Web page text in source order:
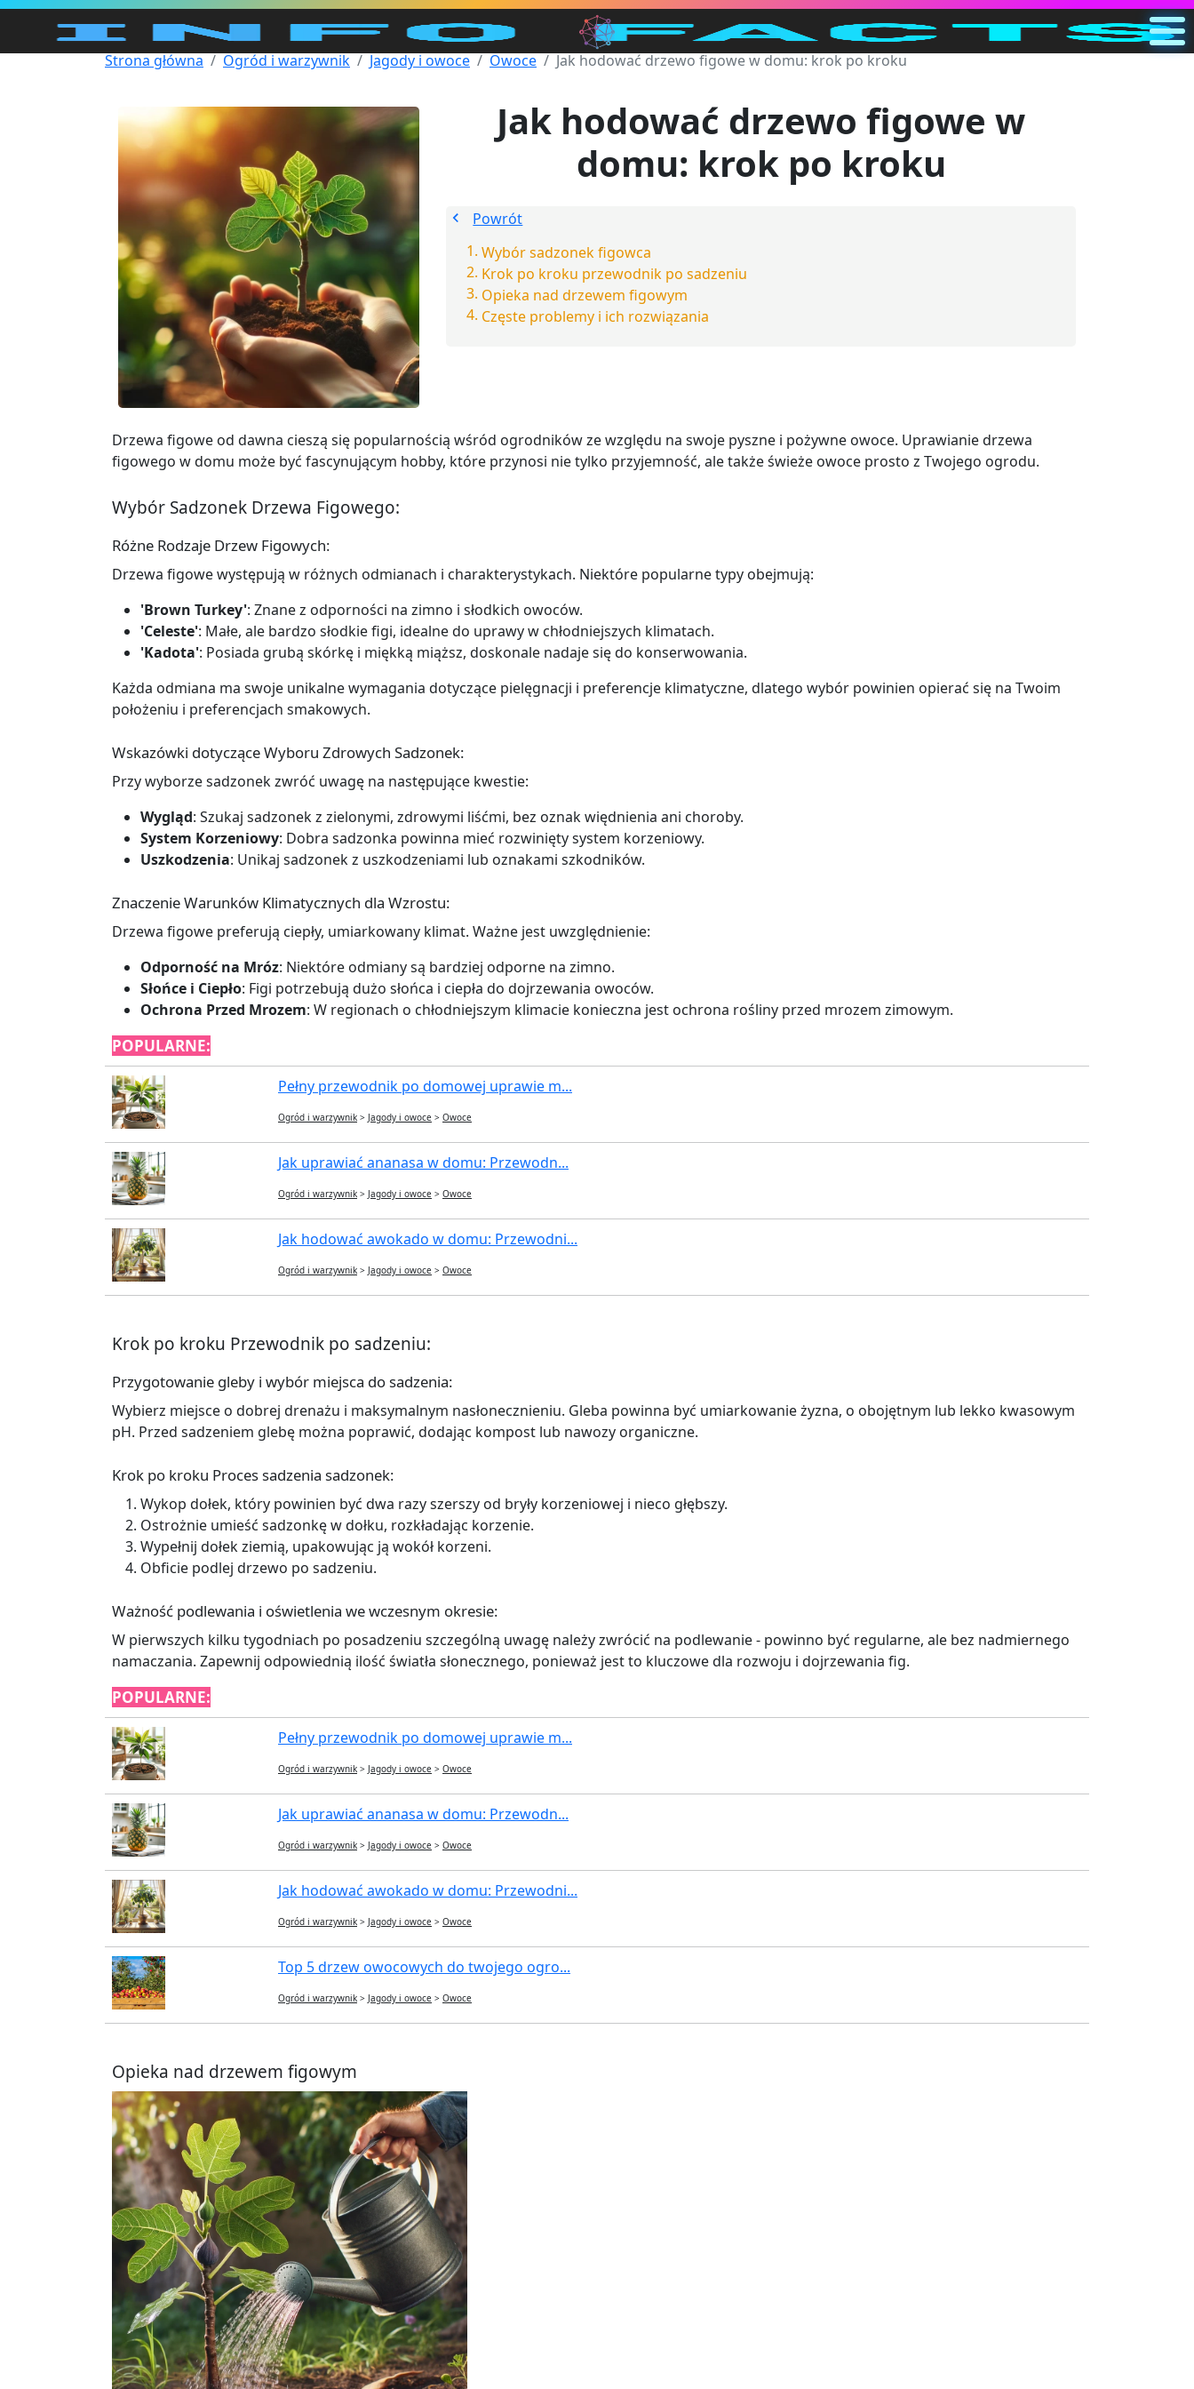
Szukaj
Strona główna Ogród i warzywnik Jagody i owoce Owoce Jak hodować drzewo figowe w domu: krok po kroku
Jak hodować drzewo figowe w
domu: krok po kroku
Powrót
Wybór sadzonek figowca
Krok po kroku przewodnik po sadzeniu
Opieka nad drzewem figowym
Częste problemy i ich rozwiązania
Drzewa figowe od dawna cieszą się popularnością wśród ogrodników ze względu na swoje pyszne i pożywne owoce. Uprawianie drzewa
figowego w domu może być fascynującym hobby, które przynosi nie tylko przyjemność, ale także świeże owoce prosto z Twojego ogrodu.
Wybór Sadzonek Drzewa Figowego:
Różne Rodzaje Drzew Figowych:
Drzewa figowe występują w różnych odmianach i charakterystykach. Niektóre popularne typy obejmują:
'Brown Turkey': Znane z odporności na zimno i słodkich owoców.
'Celeste': Małe, ale bardzo słodkie figi, idealne do uprawy w chłodniejszych klimatach.
'Kadota': Posiada grubą skórkę i miękką miąższ, doskonale nadaje się do konserwowania.
Każda odmiana ma swoje unikalne wymagania dotyczące pielęgnacji i preferencje klimatyczne, dlatego wybór powinien opierać się na Twoim
położeniu i preferencjach smakowych.
Wskazówki dotyczące Wyboru Zdrowych Sadzonek:
Przy wyborze sadzonek zwróć uwagę na następujące kwestie:
Wygląd: Szukaj sadzonek z zielonymi, zdrowymi liśćmi, bez oznak więdnienia ani choroby.
System Korzeniowy: Dobra sadzonka powinna mieć rozwinięty system korzeniowy.
Uszkodzenia: Unikaj sadzonek z uszkodzeniami lub oznakami szkodników.
Znaczenie Warunków Klimatycznych dla Wzrostu:
Drzewa figowe preferują ciepły, umiarkowany klimat. Ważne jest uwzględnienie:
Odporność na Mróz: Niektóre odmiany są bardziej odporne na zimno.
Słońce i Ciepło: Figi potrzebują dużo słońca i ciepła do dojrzewania owoców.
Ochrona Przed Mrozem: W regionach o chłodniejszym klimacie konieczna jest ochrona rośliny przed mrozem zimowym.
POPULARNE:
Pełny przewodnik po domowej uprawie m...
Ogród i warzywnik > Jagody i owoce > Owoce
Jak uprawiać ananasa w domu: Przewodn...
Ogród i warzywnik > Jagody i owoce > Owoce
Jak hodować awokado w domu: Przewodni...
Ogród i warzywnik > Jagody i owoce > Owoce
Krok po kroku Przewodnik po sadzeniu:
Przygotowanie gleby i wybór miejsca do sadzenia:
Wybierz miejsce o dobrej drenażu i maksymalnym nasłonecznieniu. Gleba powinna być umiarkowanie żyzna, o obojętnym lub lekko kwasowym
pH. Przed sadzeniem glebę można poprawić, dodając kompost lub nawozy organiczne.
Krok po kroku Proces sadzenia sadzonek:
Wykop dołek, który powinien być dwa razy szerszy od bryły korzeniowej i nieco głębszy.
Ostrożnie umieść sadzonkę w dołku, rozkładając korzenie.
Wypełnij dołek ziemią, upakowując ją wokół korzeni.
Obficie podlej drzewo po sadzeniu.
Ważność podlewania i oświetlenia we wczesnym okresie:
W pierwszych kilku tygodniach po posadzeniu szczególną uwagę należy zwrócić na podlewanie - powinno być regularne, ale bez nadmiernego
namaczania. Zapewnij odpowiednią ilość światła słonecznego, ponieważ jest to kluczowe dla rozwoju i dojrzewania fig.
POPULARNE:
Pełny przewodnik po domowej uprawie m...
Ogród i warzywnik > Jagody i owoce > Owoce
Jak uprawiać ananasa w domu: Przewodn...
Ogród i warzywnik > Jagody i owoce > Owoce
Jak hodować awokado w domu: Przewodni...
Ogród i warzywnik > Jagody i owoce > Owoce
Top 5 drzew owocowych do twojego ogro...
Ogród i warzywnik > Jagody i owoce > Owoce
Opieka nad drzewem figowym